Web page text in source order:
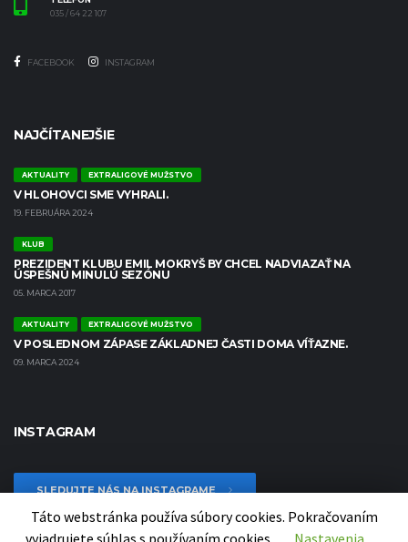
035 / 64 22 107
FACEBOOK INSTAGRAM
NAJČÍTANEJŠIE
AKTUALITY EXTRALIGOVÉ MUŽSTVO
V HLOHOVCI SME VYHRALI.
19. FEBRUÁRA 2024
KLUB
PREZIDENT KLUBU EMIL MOKRYŠ BY CHCEL NADVIAZAŤ NA
ÚSPEŠNÚ MINULÚ SEZÓNU
05. MARCA 2017
AKTUALITY EXTRALIGOVÉ MUŽSTVO
V POSLEDNOM ZÁPASE ZÁKLADNEJ ČASTI DOMA VÍŤAZNE.
09. MARCA 2024
INSTAGRAM
SLEDUJTE NÁS NA INSTAGRAME
Táto webstránka používa súbory cookies. Pokračovaním
vyjadrujete súhlas s používaním cookies.
Nastavenia